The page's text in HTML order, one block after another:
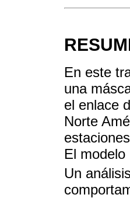
En este
una
el enlace
Norte
El
Un